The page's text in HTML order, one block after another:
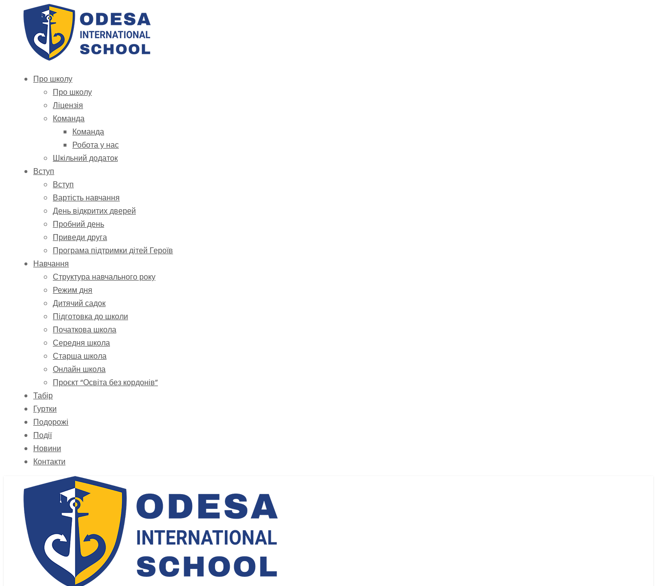
Про школу
Про школу
Ліцензія
Команда
Команда
Робота у нас
Шкільний додаток
Вступ
Вступ
Вартість навчання
День відкритих дверей
Пробний день
Приведи друга
Програма підтримки дітей Героїв
Навчання
Структура навчального року
Режим дня
Дитячий садок
Підготовка до школи
Початкова школа
Середня школа
Старша школа
Онлайн школа
Проєкт “Освіта без кордонів”
Табір
Гуртки
Подорожі
Події
Новини
Контакти